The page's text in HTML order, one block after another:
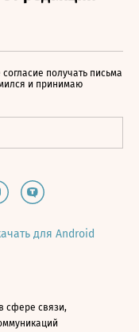
получать письма
и принимаю
для Android
сфере связи,